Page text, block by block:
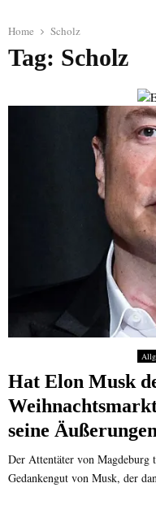
Home Scholz
Tag: Scholz
Hat Elon Musk
seine
Der Attentäter von Magdeburg
Gedankengut von Musk, der